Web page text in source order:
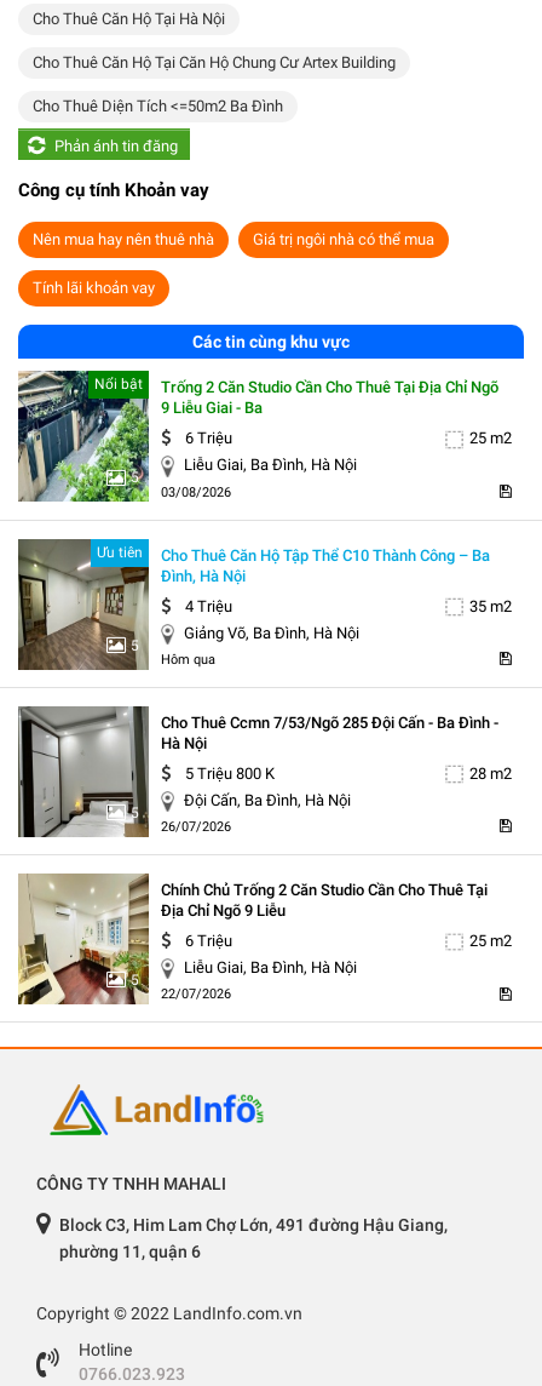
Cho Thuê Căn Hộ Tại Hà Nội
Cho Thuê Căn Hộ Tại Căn Hộ Chung Cư Artex Building
Cho Thuê Diện Tích <=50m2 Ba Đình
Phản ánh tin đăng
Công cụ tính Khoản vay
Nên mua hay nên thuê nhà Giá trị ngôi nhà có thể mua
Tính lãi khoản vay
Các tin cùng khu vực
5
Nổi bật
Trống 2 Căn Studio Cần Cho Thuê Tại Địa Chỉ Ngõ
9 Liễu Giai - Ba
6 Triệu
25 m2
Liễu Giai, Ba Đình, Hà Nội
03/08/2026
5
Ưu tiên
Cho Thuê Căn Hộ Tập Thể C10 Thành Công – Ba
Đình, Hà Nội
4 Triệu
35 m2
Giảng Võ, Ba Đình, Hà Nội
Hôm qua
5
Cho Thuê Ccmn 7/53/ngõ 285 Đội Cấn - Ba Đình -
Hà Nội
5 Triệu 800 K
28 m2
Đội Cấn, Ba Đình, Hà Nội
26/07/2026
5
Chính Chủ Trống 2 Căn Studio Cần Cho Thuê Tại
Địa Chỉ Ngõ 9 Liễu
6 Triệu
25 m2
Liễu Giai, Ba Đình, Hà Nội
22/07/2026
CÔNG TY TNHH MAHALI
Block C3, Him Lam Chợ Lớn, 491 đường Hậu Giang,
phường 11, quận 6
Copyright © 2022 LandInfo.com.vn
Hotline
0766.023.923